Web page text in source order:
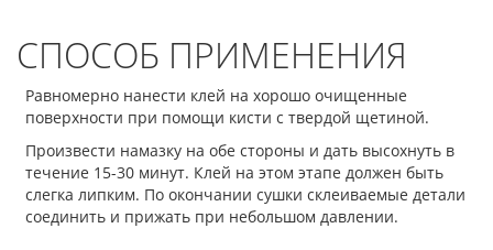
СПОСОБ ПРИМЕНЕНИЯ
Равномерно нанести клей на хорошо очищенные
поверхности при помощи кисти с твердой щетиной.
Произвести намазку на обе стороны и дать высохнуть в
течение 15-30 минут. Клей на этом этапе должен быть
слегка липким. По окончании сушки склеиваемые детали
соединить и прижать при небольшом давлении.